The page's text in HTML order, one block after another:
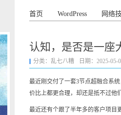
首页 WordPress 网络
认知，是否是一座
分类： 乱七八糟 日期：2025-05-
最近刚交付了一套3节点超融合系
价比上都更合理，却还是抵不过他
最近还有个跟了半年多的客户项目